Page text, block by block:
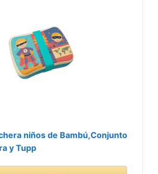
niños de Bambú,Conjunto
y Tupp